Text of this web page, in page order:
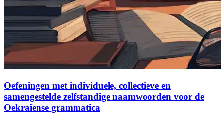
Oefeningen met individuele, collectieve en
samengestelde zelfstandige naamwoorden voor de
Oekraïense grammatica